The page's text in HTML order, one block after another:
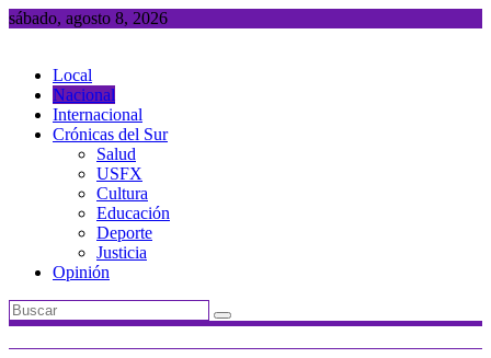
Saltar
sábado, agosto 8, 2026
Local
Nacional
Internacional
Crónicas del Sur
Salud
USFX
Cultura
Educación
Deporte
Justicia
Opinión